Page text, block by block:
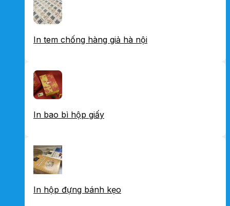
In tem chống hàng giả hà nội
In bao bì hộp giấy
In hộp đựng bánh kẹo